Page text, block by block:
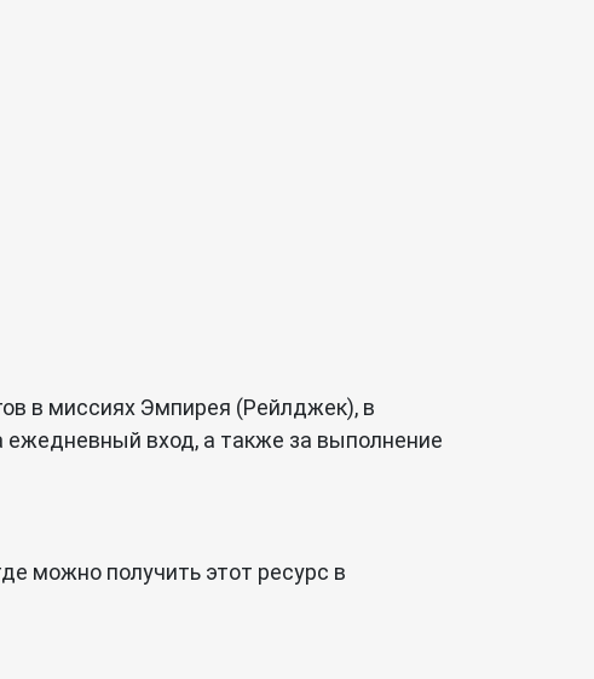
в миссиях Эмпирея (Рейлджек), в
ежедневный вход, а также за выполнение
можно получить этот ресурс в